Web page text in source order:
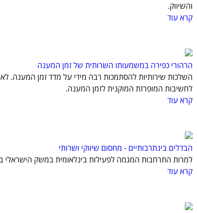
והשיווק.
קרא עוד
הרהורי כפירה במשמעותו השרותית של זמן המענה
השלכות שירותיות להסתמכות רבה מידי על מדד זמן המענה.
לחשיבות המופרזת המוקנית לזמן המענה.
קרא עוד
הבדלים בינתרבותיים - מחסום שיווקי ושרותי
למרות התרחבות המגמה לפעילות בינלאומית במשק הישראלי
קרא עוד